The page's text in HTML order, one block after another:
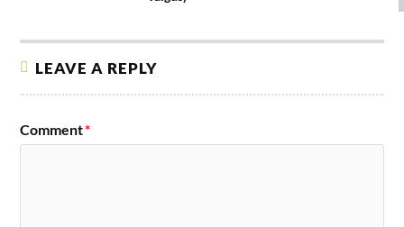
LEAVE A REPLY
Comment*